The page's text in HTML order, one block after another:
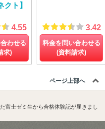
クト】
4.55
わせる
求)
3.42
料金を問い合わせる
(資料請求)
ページ上部へ
富士ゼミ生から合格体験記が届きまし